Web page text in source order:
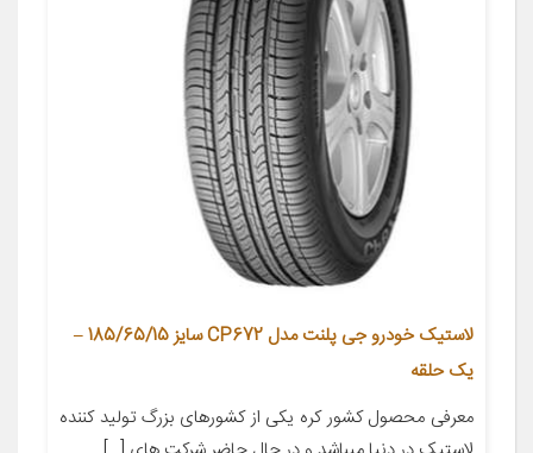
لاستیک خودرو جی پلنت مدل CP672 سایز 185/65/15 –
یک حلقه
معرفی محصول کشور کره یکی از کشورهای بزرگ تولید کننده